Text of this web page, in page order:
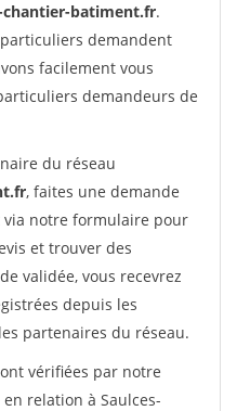
chantier-batiment.fr.
demandent
facilement vous
demandeurs de
du réseau
, faites une demande
notre formulaire pour
et trouver des
validée, vous recevrez
depuis les
partenaires du réseau.
vérifiées par notre
relation à Saulces-